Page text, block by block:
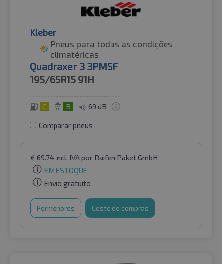
Kleber
Pneus para todas as condições
climatéricas
Quadraxer 3 3PMSF
195/65R15 91H
C B 69 dB
Comparar pneus
€ 69.74incl. IVApor Raifen Paket GmbH
EM ESTOQUE
Envio gratuito
Pormenores Cesto de compras